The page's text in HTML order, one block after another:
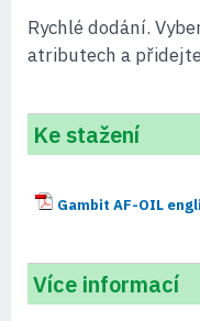
Rychlé dodání.
atributech a
Ke stažení
Gambit AF-OIL
Více informací